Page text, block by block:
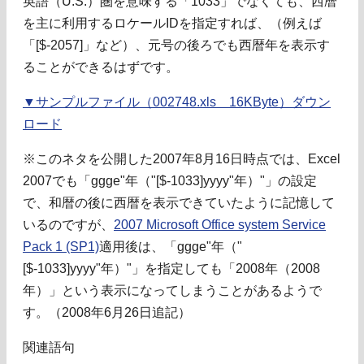
を主に利用するロケールIDを指定すれば、（例えば
「[$-2057]」など）、元号の後ろでも西暦年を表示す
ることができるはずです。
▼サンプルファイル（002748.xls 16KByte）ダウン
ロード
※このネタを公開した2007年8月16日時点では、Excel
2007でも「ggge"年（"[$-1033]yyyy"年）"」の設定
で、和暦の後に西暦を表示できていたように記憶して
いるのですが、 2007 Microsoft Office system Service
Pack 1 (SP1)適用後は、「ggge"年（"
[$-1033]yyyy"年）"」を指定しても「2008年（2008
年）」という表示になってしまうことがあるようで
す。（2008年6月26日追記）
関連語句